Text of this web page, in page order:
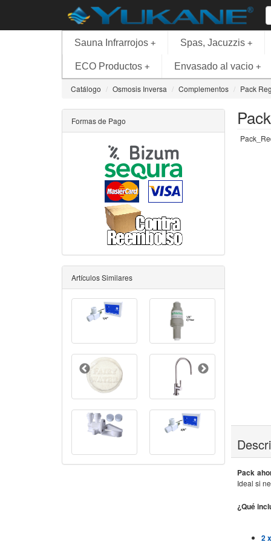
+
Sauna Infrarrojos +
Spas, Jacuzzis
+
ECO Productos +
Envasado al vacio
Catálogo Osmosis Inversa Complementos Pack
Pack
Ideal si
¿Qué
2
Formas de Pago
Artículos Similares